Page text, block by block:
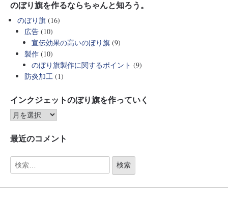
のぼり旗を作るならちゃんと知ろう。
のぼり旗 (16)
広告 (10)
宣伝効果の高いのぼり旗 (9)
製作 (10)
のぼり旗製作に関するポイント (9)
防炎加工 (1)
インクジェットのぼり旗を作っていく
最近のコメント